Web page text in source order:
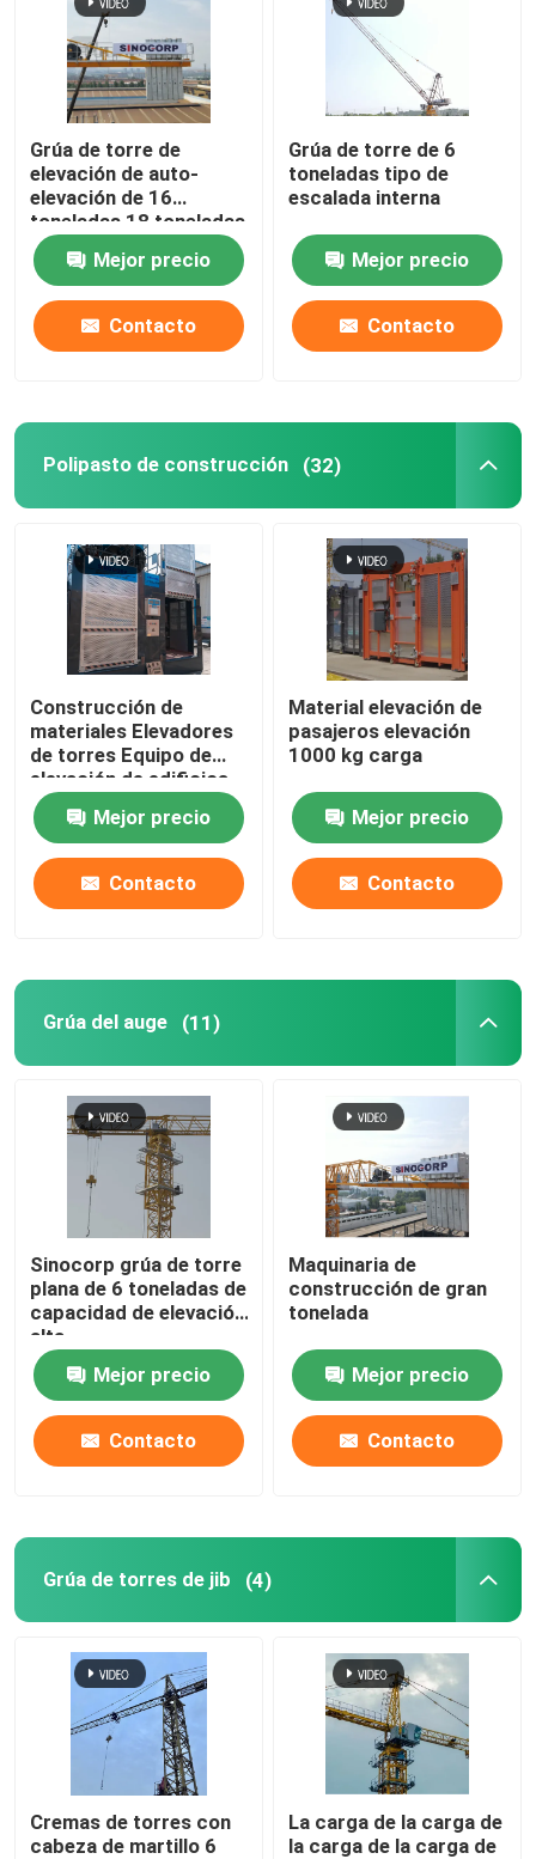
Grúa de torre de
elevación de auto-
elevación de 16
toneladas 18 toneladas
Mejor precio
Contacto
Grúa de torre de 6
toneladas tipo de
escalada interna
Mejor precio
Contacto
Polipasto de construcción (32)
Construcción de
materiales Elevadores
de torres Equipo de
elevación de edificios
Mejor precio
Contacto
Material elevación de
pasajeros elevación
1000 kg carga
Mejor precio
Contacto
Grúa del auge (11)
Sinocorp grúa de torre
plana de 6 toneladas de
capacidad de elevación
alta
Mejor precio
Contacto
Maquinaria de
construcción de gran
tonelada
Mejor precio
Contacto
Grúa de torres de jib (4)
Cremas de torres con
cabeza de martillo 6
La carga de la carga de
la carga de la carga de